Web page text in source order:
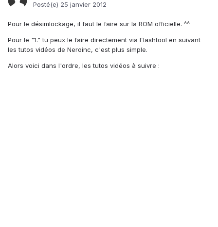
Posté(e) 25 janvier 2012
Pour le désimlockage, il faut le faire sur la ROM officielle. ^^
Pour le "1." tu peux le faire directement via Flashtool en suivant
les tutos vidéos de Neroinc, c'est plus simple.
Alors voici dans l'ordre, les tutos vidéos à suivre :